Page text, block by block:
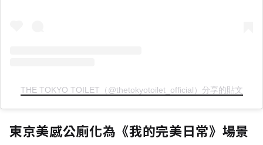
THE TOKYO TOILET（@thetokyotoilet_official）分享的貼文
東京美感公廁化為《我的完美日常》場景